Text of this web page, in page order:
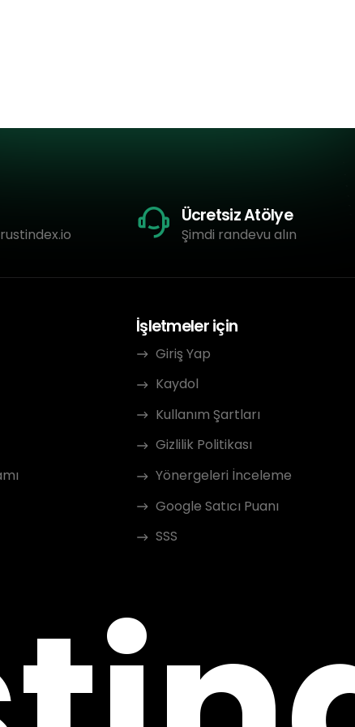
Ücretsiz Atölye
Şimdi randevu alın
İşletmeler için
Giriş Yap
Kaydol
Kullanım Şartları
Gizlilik Politikası
Yönergeleri İnceleme
Google Satıcı Puanı
SSS